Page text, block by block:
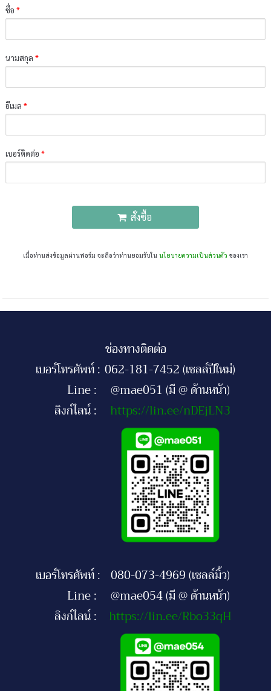
ชื่อ*
นามสกุล*
อีเมล*
เบอร์ติดต่อ*
สั่งซื้อ
เมื่อท่านส่งข้อมูลผ่านฟอร์ม จะถือว่าท่านยอมรับใน นโยบายความเป็นส่วนตัว ของเรา
ช่องทางติดต่อ
เบอร์โทรศัพท์ : 062-181-7452 (เซลล์ปีใหม่)
Line :
@mae051 (มี @ ด้านหน้า)
ลิงก์ไลน์ :
https://lin.ee/nDEjLN3
เบอร์โทรศัพท์ : 080-073-4969 (เซลล์มิ้ว)
Line :
@mae054 (มี @ ด้านหน้า)
ลิงก์ไลน์ :
https://lin.ee/Rbo33qH